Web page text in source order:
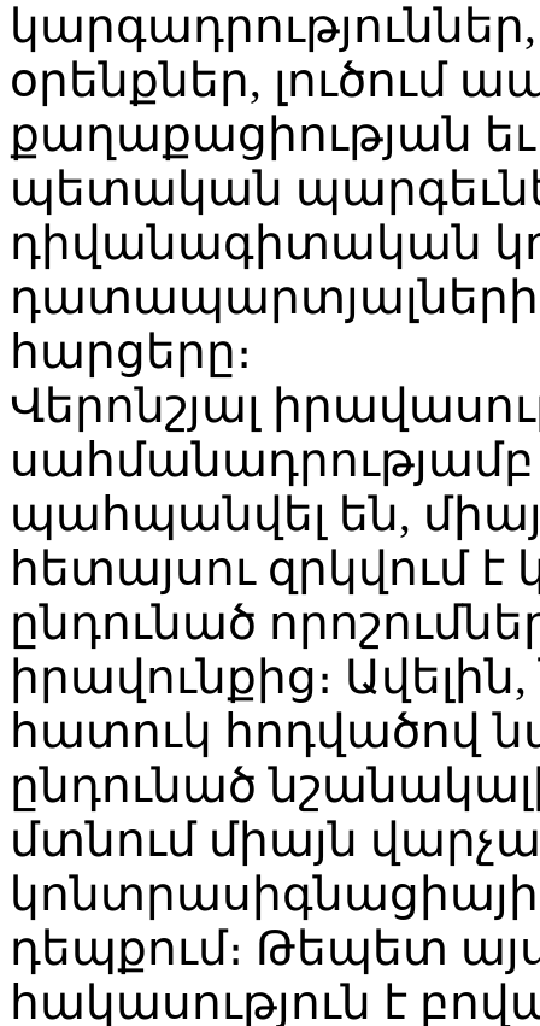
օրենքներ,
քաղաքացիության
պետական
դիվանագիտական
հարցերը։
Վերոնշյալ
սահմանադրությամբ
պահպանվել են,
հետայսու զրկվում
ընդունած
իրավունքից։
հատուկ հոդվածով
ընդունած
մտնում միայն
դեպքում։ Թեպետ
հակասություն է